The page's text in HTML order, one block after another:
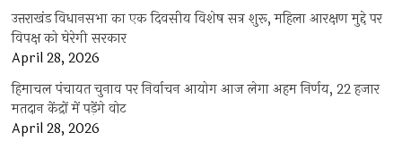
उत्तराखंड विधानसभा का एक दिवसीय विशेष सत्र शुरू, महिला आरक्षण मुद्दे पर
विपक्ष को घेरेगी सरकार
April 28, 2026
हिमाचल पंचायत चुनाव पर निर्वाचन आयोग आज लेगा अहम निर्णय, 22 हजार
मतदान केंद्रों में पड़ेंगे वोट
April 28, 2026